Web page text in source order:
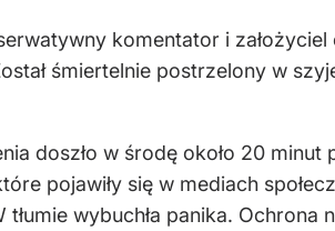
komentator i
śmiertelnie postrzelony w
doszło w środę około 20
pojawiły się w mediach
wybuchła panika.